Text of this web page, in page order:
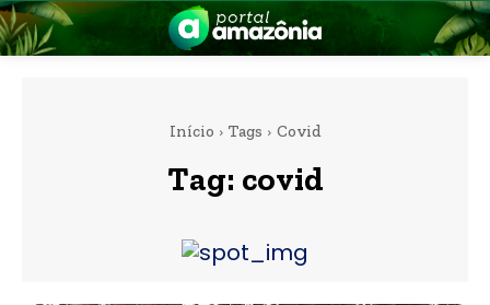
Início Tags Covid
Tag: covid